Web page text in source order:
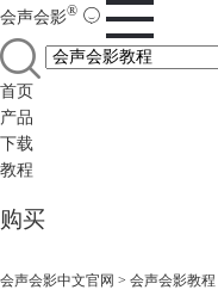
会声会影®
首页
产品
下载
教程
购买
会声会影中文官网 > 会声会影教程